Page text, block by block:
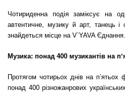
Чотириденна подія заміксує на
автентичне, музику й арт, танець і
знайдеться місце на V`YAVA Єднання.
Музика: понад 400 музикантів на
Протягом чотирьох днів на п’ятьох
понад 400 різножанрових